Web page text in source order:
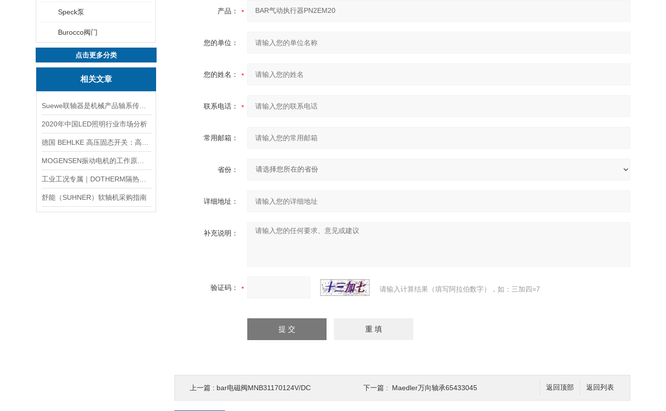
Speck泵
Burocco阀门
点击更多分类
相关文章
2020年中国LED照明行业市场分析
舒能（SUHNER）软轴机采购指南
产品：
您的单位：
您的姓名：
联系电话：
常用邮箱：
省份：
详细地址：
补充说明：
验证码： 请输入计算结果（填写阿拉伯数字），如：三加四=7
返回列表
返回顶部
上一篇 : bar电磁阀MNB31170124V/DC 下一篇 : Maedler万向轴承65433045